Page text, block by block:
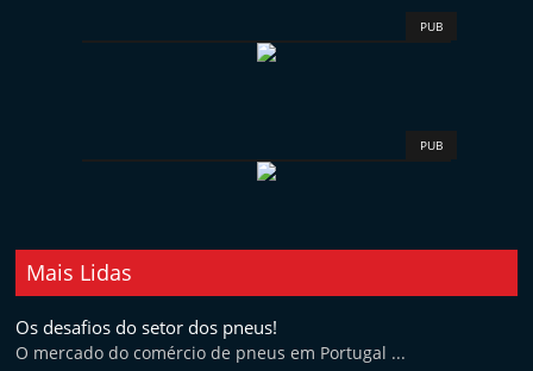
t
r
m
PUB
PUB
Mais Lidas
Os desafios do setor dos pneus!
O mercado do comércio de pneus em Portugal ...